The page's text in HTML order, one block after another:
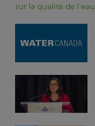
sur la qualité de l’eau